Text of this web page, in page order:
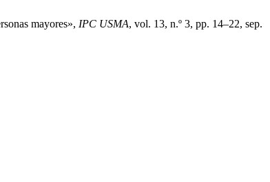
mayores», IPC USMA, vol. 13, n.º 3, pp. 14–22, sep.